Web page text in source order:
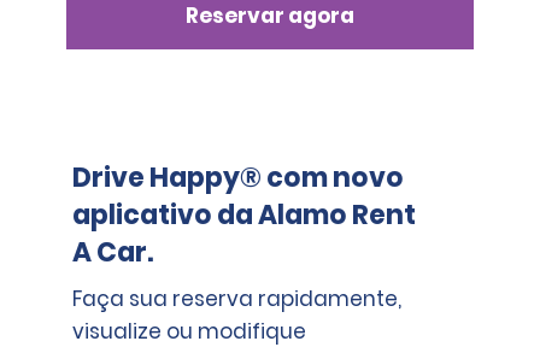
Reservar agora
Drive Happy® com novo
aplicativo da Alamo Rent
A Car.
Faça sua reserva rapidamente,
visualize ou modifique